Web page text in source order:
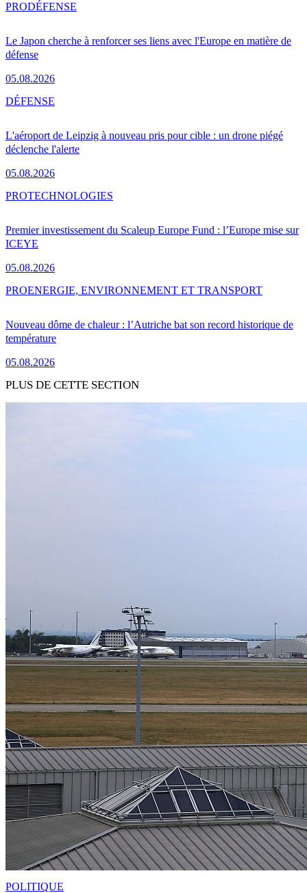
Le Japon cherche à renforcer ses liens avec l'Europe en matière de
défense
05.08.2026
PRODÉFENSE
L'aéroport de Leipzig à nouveau pris pour cible : un drone piégé
déclenche l'alerte
05.08.2026
DÉFENSE
Premier investissement du Scaleup Europe Fund : l’Europe mise sur
ICEYE
05.08.2026
PROTECHNOLOGIES
Nouveau dôme de chaleur : l’Autriche bat son record historique de
température
05.08.2026
PROENERGIE, ENVIRONNEMENT ET TRANSPORT
PLUS DE CETTE SECTION
POLITIQUE